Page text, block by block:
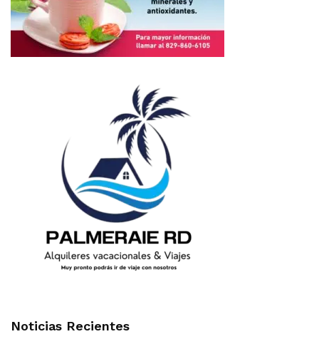
Noticias Recientes